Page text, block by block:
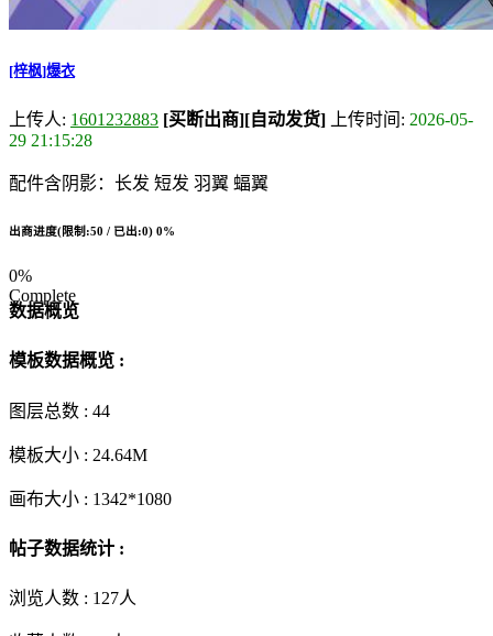
[梓枫]爆衣
上传人: 1601232883 [买断出商][自动发货] 上传时间: 2026-05-
29 21:15:28
配件含阴影：长发 短发 羽翼 蝠翼
出商进度(限制:50 / 已出:0) 0%
0%
Complete
数据概览
模板数据概览 :
图层总数 : 44
模板大小 : 24.64M
画布大小 : 1342*1080
帖子数据统计 :
浏览人数 : 127人